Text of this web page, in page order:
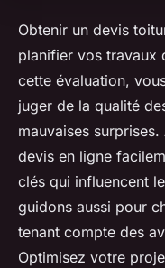
Obtenir un devis
planifier vos travaux
cette évaluation,
juger de la qualité
mauvaises
devis en ligne
clés qui influencent
guidons aussi pour
tenant compte des
Optimisez votre